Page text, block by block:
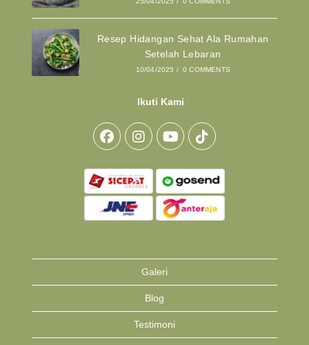
Resep Hidangan Sehat Ala Rumahan
Setelah Lebaran
10/04/2025 / 0 COMMENTS
Ikuti Kami
in
a
new
in
a
in
a
new
a
new
Galeri
Blog
Testimoni